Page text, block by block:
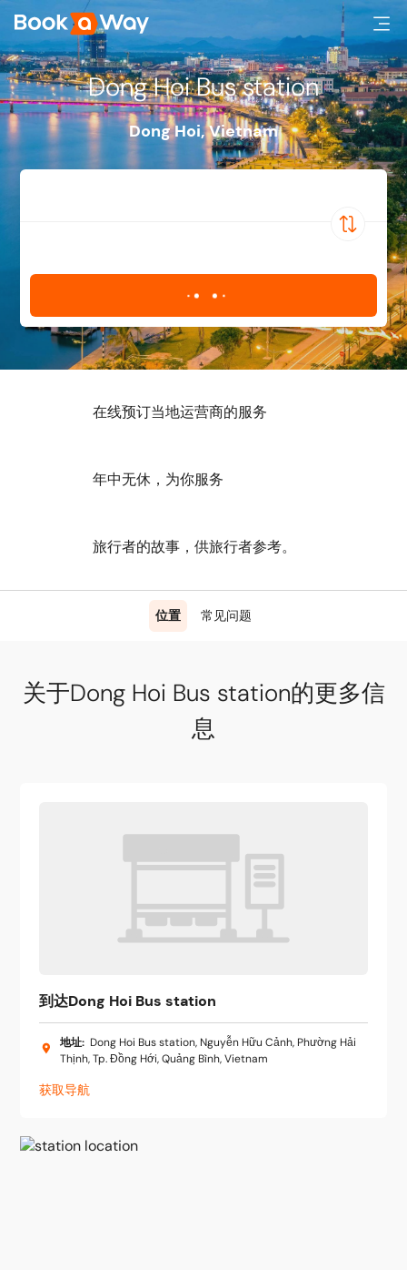
Dong Hoi Bus station
Dong Hoi,Vietnam
位置 常见问题
在线预订当地运营商的服务
年中无休，为你服务
旅行者的故事，供旅行者参考。
关于Dong Hoi Bus station的更多信
息
到达Dong Hoi Bus station
地址: Dong Hoi Bus station, Nguyễn Hữu Cảnh, Phường Hải
Thịnh, Tp. Đồng Hới, Quảng Bình, Vietnam
获取导航